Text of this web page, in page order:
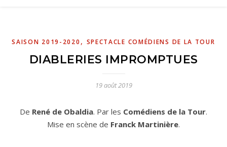
SAISON 2019-2020 , SPECTACLE COMÉDIENS DE LA TOUR
DIABLERIES IMPROMPTUES
19 août 2019
De René de Obaldia. Par les Comédiens de la Tour.
Mise en scène de Franck Martinière.